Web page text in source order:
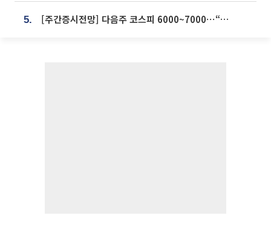
5. [주간증시전망] 다음주 코스피 6000~7000⋯“外人 수급은 정책이 변수”